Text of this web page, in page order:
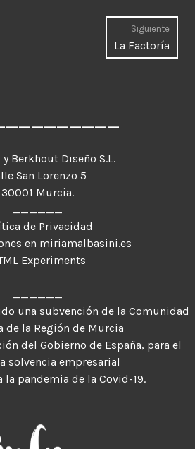
Siguiente
La Factoría
Berkhout Diseño S.L.
San Lorenzo 5
30001 Murcia.
______
de Privacidad
en miriamalbasini.es
Experiments
______
una subvención de la Comunidad
de la Región de Murcia
del Gobierno de España, para el
solvencia empresarial
la pandemia de la Covid-19.